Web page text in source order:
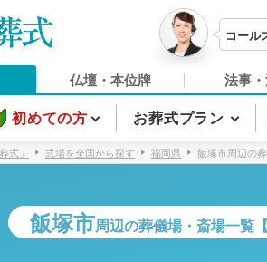
コール
仏壇・本位牌 法事
初めての方 お葬式プラン
式」 式場を全国から探す 福岡県 飯塚市周辺の
飯塚市周辺の葬儀場・斎場一覧